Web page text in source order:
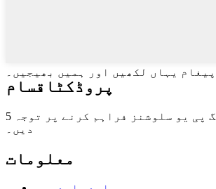
یہاں لکھیں اور ہمیں بھیجیں۔
پروڈکٹاقسام
5 سال کے لیے مونگ پی یو سلوشنز فراہم کرنے پر توجہ
دیں۔
معلومات